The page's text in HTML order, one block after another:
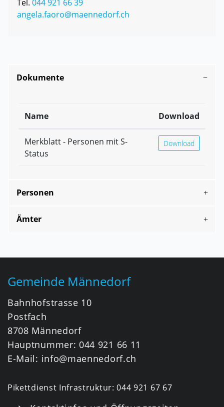
Tel. 044 921 66 39
angela.faoro@maennedorf.ch
Dokumente
Name Download
Merkblatt - Personen mit S-
Status
Merkblatt -
Download
Personen
Ämter
Gemeinde Männedorf
Bahnhofstrasse 10
Postfach
8708 Männedorf
Hauptnummer: 044 921 66 11
E-Mail: info@maennedorf.ch
Pikettdienst Infrastruktur:044 921 67 67